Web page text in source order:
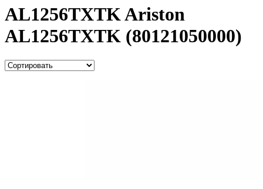
AL1256TXTK Ariston
AL1256TXTK (80121050000)